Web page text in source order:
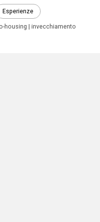
Esperienze
housing invecchiamento